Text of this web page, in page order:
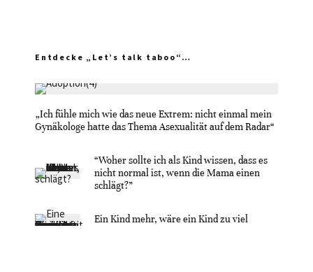
Entdecke „Let’s talk taboo“…
„Ich fühle mich wie das neue Extrem: nicht einmal mein
Gynäkologe hatte das Thema Asexualität auf dem Radar“
“Woher sollte ich als Kind wissen, dass es
nicht normal ist, wenn die Mama einen
schlägt?”
Ein Kind mehr, wäre ein Kind zu viel